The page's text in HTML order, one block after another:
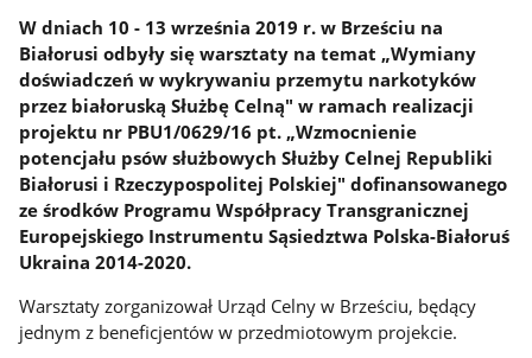
W dniach 10 - 13 września 2019 r. w Brześciu na
Białorusi odbyły się warsztaty na temat „Wymiany
doświadczeń w wykrywaniu przemytu narkotyków
przez białoruską Służbę Celną" w ramach realizacji
projektu nr PBU1/0629/16 pt. „Wzmocnienie
potencjału psów służbowych Służby Celnej Republiki
Białorusi i Rzeczypospolitej Polskiej" dofinansowanego
ze środków Programu Współpracy Transgranicznej
Europejskiego Instrumentu Sąsiedztwa Polska-Białoruś
Ukraina 2014-2020.
Warsztaty zorganizował Urząd Celny w Brześciu, będący
jednym z beneficjentów w przedmiotowym projekcie.